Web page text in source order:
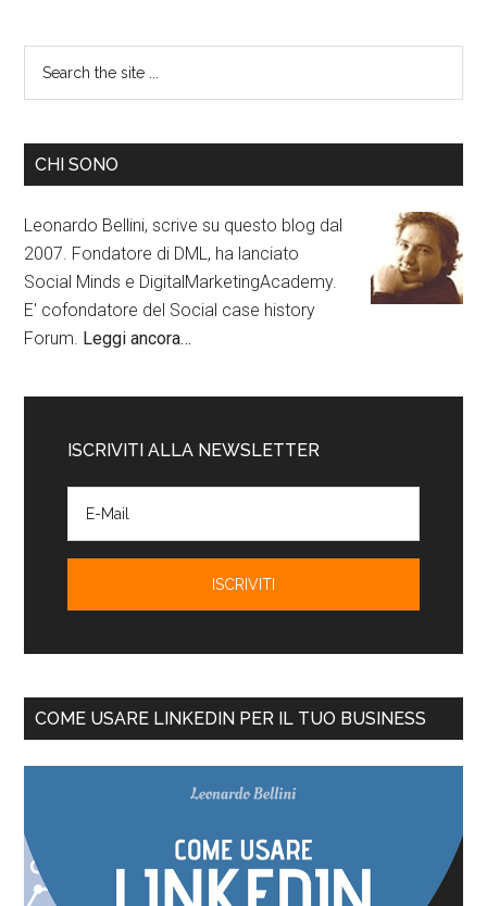
CHI SONO
Leonardo Bellini, scrive su questo blog dal
2007. Fondatore di DML, ha lanciato
Social Minds e DigitalMarketingAcademy.
E' cofondatore del Social case history
Forum. Leggi ancora…
ISCRIVITI ALLA NEWSLETTER
COME USARE LINKEDIN PER IL TUO BUSINESS